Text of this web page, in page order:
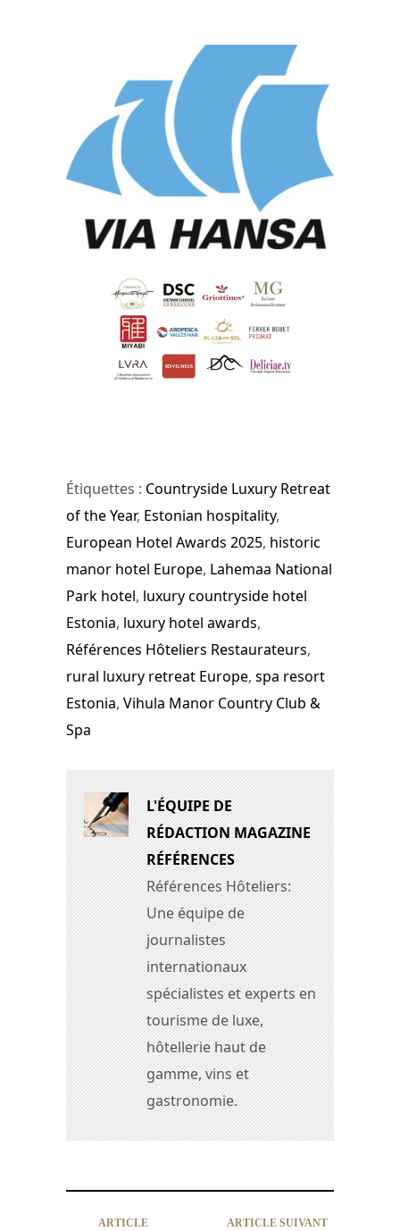
Étiquettes : Countryside Luxury Retreat
of the Year, Estonian hospitality,
European Hotel Awards 2025, historic
manor hotel Europe, Lahemaa National
Park hotel, luxury countryside hotel
Estonia, luxury hotel awards,
Références Hôteliers Restaurateurs,
rural luxury retreat Europe, spa resort
Estonia, Vihula Manor Country Club &
Spa
L'ÉQUIPE DE
RÉDACTION MAGAZINE
RÉFÉRENCES
Références Hôteliers:
Une équipe de
journalistes
internationaux
spécialistes et experts en
tourisme de luxe,
hôtellerie haut de
gamme, vins et
gastronomie.
ARTICLE
ARTICLE SUIVANT